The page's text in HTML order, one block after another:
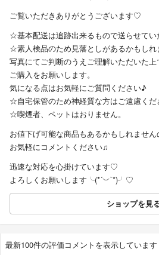
ご覧いただきありがとうございます♡
☆基本配送は追跡出来るもので送らせてい
☆素人検品のため見落としがあるかもしれ
写真にてご判断のうえご理解いただいた上
ご購入をお願いします。
気になる点はお気軽にご質問ください♪
☆自宅保管のため神経質な方はご遠慮くだ
☆喫煙者、ペットはおりません。
お値下げ可能な商品もあるかもしれません
お気軽にコメントください♫
迅速な対応を心掛けています♡
よろしくお願いします╰(*´︶`*)╯♡
ショップを見
最新100件の評価コメントを表示しています